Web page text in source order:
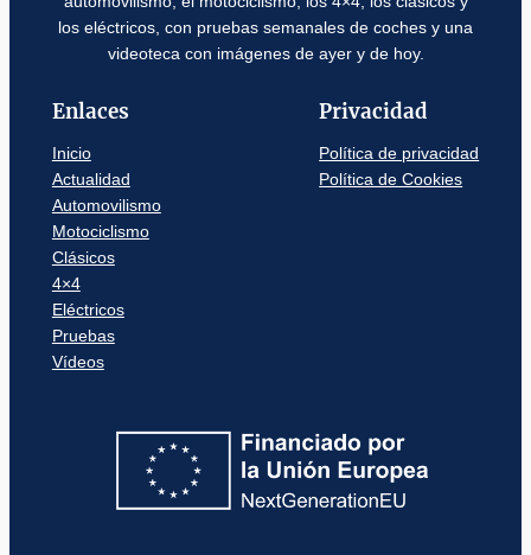
los eléctricos, con pruebas semanales de coches y una
videoteca con imágenes de ayer y de hoy.
Enlaces
Inicio
Actualidad
Automovilismo
Motociclismo
Clásicos
4×4
Eléctricos
Pruebas
Vídeos
Privacidad
Política de privacidad
Política de Cookies